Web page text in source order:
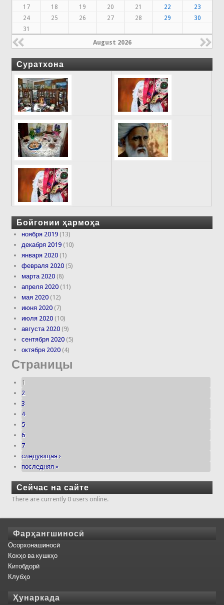
17
18 19 20 21 22
23
24
25 26 27 28 29
30
31
August 2026
Суратхона
Бойгонии ҳармоҳа
ноября 2019 (13)
декабря 2019 (10)
января 2020 (1)
февраля 2020 (5)
марта 2020 (8)
апреля 2020 (11)
мая 2020 (12)
июня 2020 (7)
июля 2020 (10)
августа 2020 (9)
сентября 2020 (5)
октября 2020 (4)
Страницы
1
2
3
4
5
6
7
следующая ›
последняя »
Сейчас на сайте
There are currently 0 users online.
Фарҳангшиносӣ
Осорхонашиносӣ
Кохҳо ва кушкҳо
Китобдорӣ
Клубҳо
Ҳунаркада